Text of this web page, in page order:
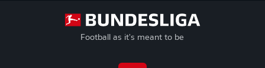
Football as it's meant to be